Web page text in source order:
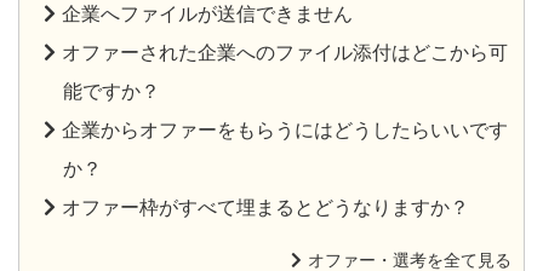
企業へファイルが送信できません
オファーされた企業へのファイル添付はどこから可
能ですか？
企業からオファーをもらうにはどうしたらいいです
か？
オファー枠がすべて埋まるとどうなりますか？
オファー・選考を全て見る